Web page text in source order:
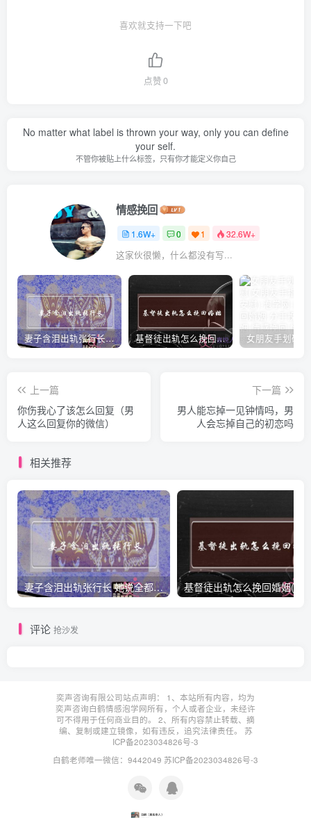
喜欢就支持一下吧
点赞0
No matter what label is thrown your way, only you can define
your self.
不管你被贴上什么标签，只有你才能定义你自己
情感挽回
1.6W+ 0 1 32.6W+
这家伙很懒，什么都没有写...
妻子含泪出轨张行长 她说全都是因为家中 基督徒出轨怎么挽回婚姻(基督徒面对出轨婚姻)
上一篇
你伤我心了该怎么回复（男
人这么回复你的微信）
下一篇
男人能忘掉一见钟情吗，男
人会忘掉自己的初恋吗
相关推荐
妻子含泪出轨张行长 她说全都是因为家中
评论 抢沙发
奕声咨询有限公司站点声明： 1、本站所有内容，均为
奕声咨询白鹤情感泡学网所有，个人或者企业，未经许
可不得用于任何商业目的。 2、所有内容禁止转载、摘
编、复制或建立镜像，如有违反，追究法律责任。 苏
ICP备2023034826号-3
白鹤老师唯一微信：9442049 苏ICP备2023034826号-3